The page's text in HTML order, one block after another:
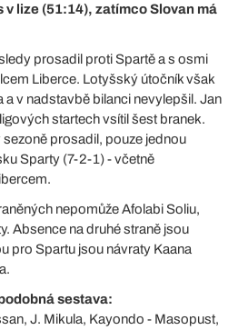
lize (51:14), zatímco Slovan má
prosadil proti Spartě a s osmi
Liberce. Lotyšský útočník však
v nadstavbě bilanci nevylepšil. Jan
startech vsítil šest branek.
prosadil, pouze jednou
Sparty (7-2-1) - včetně
nepomůže Afolabi Soliu,
Absence na druhé straně jsou
pro Spartu jsou návraty Kaana
sestava:
J. Mikula, Kayondo - Masopust,